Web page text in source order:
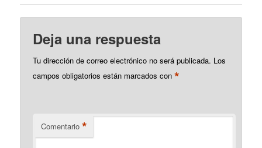
Aquí va un ejemplo con
Linux y Windows. Puede
darse el caso de
necesitar un script que
Deja una respuesta
Tu dirección de correo electrónico no será publicada. Los
campos obligatorios están marcados con*
Comentario *